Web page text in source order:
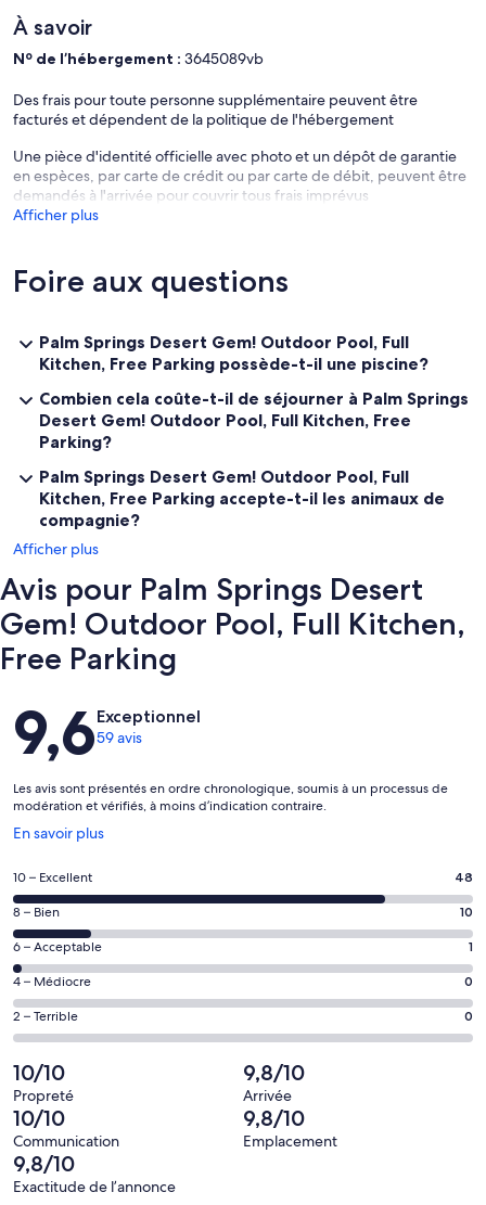
10:00PM.
Additional features:
✦ Free parking lot – 1 space(s).
———————————————
There are several additional things to note:
deposit, returned after check-out if no damages occur.
✦ A mandatory resort fee of $28.63 per night will be collected upon
check-in, not included in the daily rate.
✦ Pets are not allowed.
✦ We use multi-unit listings, so rooms are similar but may have small
differences.
✦ A government-issued ID and matching credit card are required at
check-in for incidental hold.
✦ Bedroom includes 1 queen/2 singles.
✦ If arriving after hours, call hotel directly the day-of arrival
À savoir
Nº de l’hébergement : 3645089vb
Des frais pour toute personne supplémentaire peuvent être
facturés et dépendent de la politique de l'hébergement
Une pièce d'identité officielle avec photo et un dépôt de garantie
en espèces, par carte de crédit ou par carte de débit, peuvent être
demandés à l'arrivée pour couvrir tous frais imprévus
Afficher plus
Foire aux questions
Palm Springs Desert Gem! Outdoor Pool, Full
Kitchen, Free Parking possède-t-il une piscine?
Combien cela coûte-t-il de séjourner à Palm Springs
Desert Gem! Outdoor Pool, Full Kitchen, Free
Parking?
Palm Springs Desert Gem! Outdoor Pool, Full
Kitchen, Free Parking accepte-t-il les animaux de
compagnie?
Afficher plus
Avis pour Palm Springs Desert
Gem! Outdoor Pool, Full Kitchen,
Free Parking
Avis
9,6Exceptionnel
59 avis
Les avis sont présentés en ordre chronologique, soumis à un processus de
modération et vérifiés, à moins d’indication contraire.
En savoir plus
S’ouvre
une
nouvelle
fenêtre
Note
de 10
–
Excellent,
d’après
48 avis
sur 59.
10 – Excellent 48
Note
de 8
–
Bien,
d’après
10 avis
8 – Bien 10
Note
de 6
–
Acceptable,
d’après
1 avis
sur 59.
6 – Acceptable 1
Note
de 4
–
d’après
0 avis
sur 59.
4 – Médiocre 0
Note
de 2
–
Terrible,
d’après
0 avis
sur 59.
2 – Terrible 0
10/10
Propreté
9,8/10
Arrivée
10/10
Communication
9,8/10
Emplacement
9,8/10
Exactitude de l’annonce